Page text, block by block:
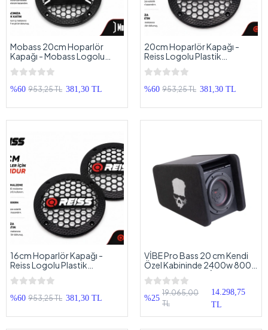
Mobass 20cm Hoparlör
Kapağı - Mobass Logolu
Plastik Midrange Hoparlör
Kapak 20 cm - 2 Adet
%60 953,25 TL 381,30 TL
20cm Hoparlör Kapağı -
Reiss Logolu Plastik
Midrange Hoparlör Kapak 20
cm - 2 Adet
%60 953,25 TL 381,30 TL
16cm Hoparlör Kapağı -
Reiss Logolu Plastik
Midrange Hoparlör Kapak 16
cm - 2 Adet
%60 953,25 TL 381,30 TL
VİBE Pro Bass 20 cm Kendi
Özel Kabininde 2400w 800
RMS 2+2 OHM , VİBE BDMIT8
20cm Çift Bobin Kabinli Bass
%25
19.065,00
TL
14.298,75
TL